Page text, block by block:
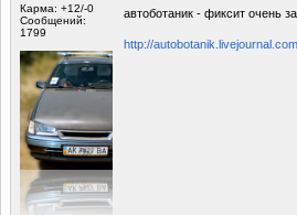
Карма: +12/-0
Сообщений:
1799
автоботаник - фиксит очень
http://